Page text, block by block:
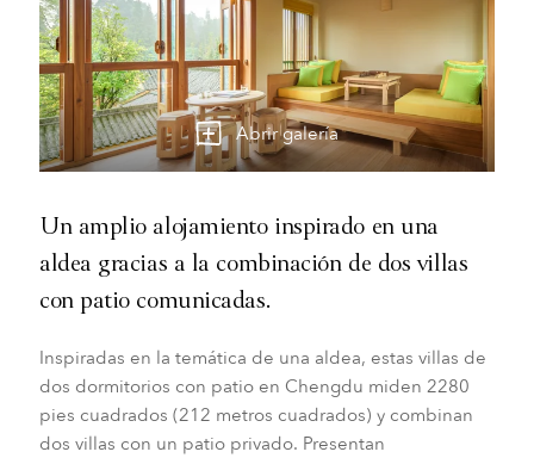
Abrir galería
Un amplio alojamiento inspirado en una
aldea gracias a la combinación de dos villas
con patio comunicadas.
Inspiradas en la temática de una aldea, estas villas de
dos dormitorios con patio en Chengdu miden 2280
pies cuadrados (212 metros cuadrados) y combinan
dos villas con un patio privado. Presentan